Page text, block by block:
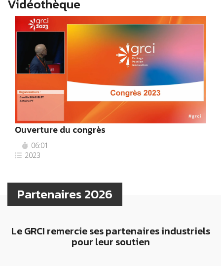
Vidéothèque
Ouverture du congrès
06:01
2023
Partenaires 2026
Le GRCI remercie ses partenaires industriels
pour leur soutien